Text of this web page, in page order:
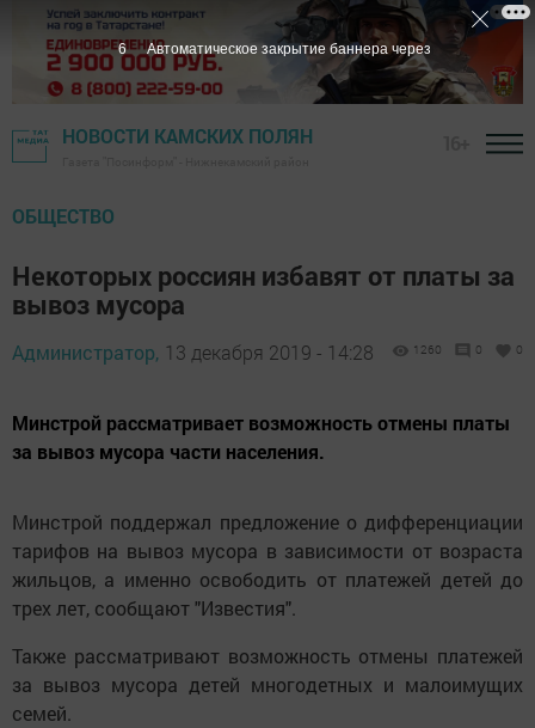
НОВОСТИ КАМСКИХ ПОЛЯН
ОБЩЕСТВО
Некоторых россиян избавят от платы за
вывоз мусора
Администратор, 13 декабря 2019 - 14:28 1260 0 0
Минстрой рассматривает возможность отмены платы
за вывоз мусора части населения.
Минстрой поддержал предложение о дифференциации
тарифов на вывоз мусора в зависимости от возраста
жильцов, а именно освободить от платежей детей до
трех лет, сообщают "Известия".
Также рассматривают возможность отмены платежей
за вывоз мусора детей многодетных и малоимущих
семей.
5 Автоматическое закрытие баннера через